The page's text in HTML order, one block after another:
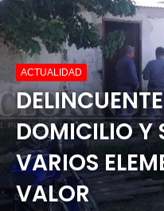
ACTUALIDAD
DOMICILIO Y
VARIOS
VALOR